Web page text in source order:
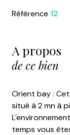
Référence 12
A propos
de ce bien
Orient bay :
situé à 2 mn à
temps vous